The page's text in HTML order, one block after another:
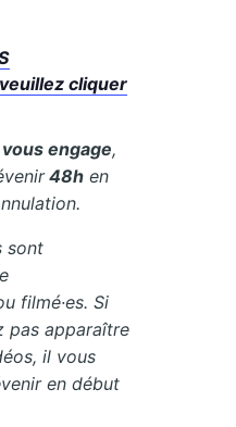
cliquer
engage,
48h en
sont
filmé·es. Si
pas apparaître
il vous
en début